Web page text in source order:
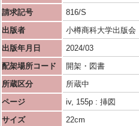
請求記号
816/S
出版者
小樽商科大学出版会
出版年月日
2024/03
配架場所コード
開架・図書
所蔵区分
所蔵中
ページ
iv, 155p : 挿図
サイズ
22cm